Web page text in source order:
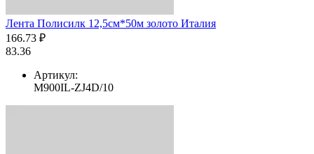
Лента Полисилк 12,5см*50м золото Италия
166.73 ₽
83.36
Артикул:
M900IL-ZJ4D/10